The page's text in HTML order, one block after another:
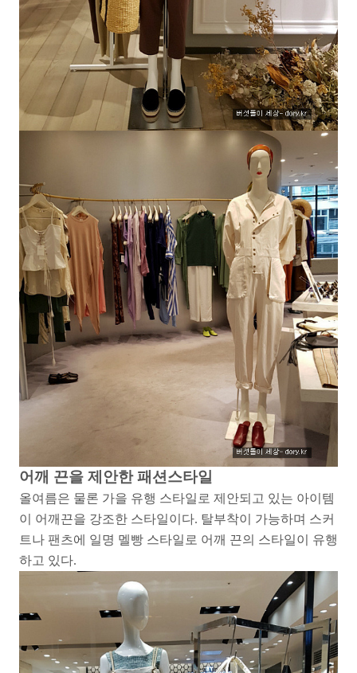
어깨 끈을 제안한 패션스타일
올여름은 물론 가을 유행 스타일로 제안되고 있는 아이템
이 어깨끈을 강조한 스타일이다. 탈부착이 가능하며 스커
트나 팬츠에 일명 멜빵 스타일로 어깨 끈의 스타일이 유행
하고 있다.